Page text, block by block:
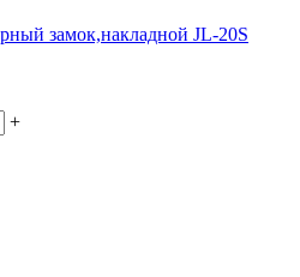
замок,накладной JL-20S
+